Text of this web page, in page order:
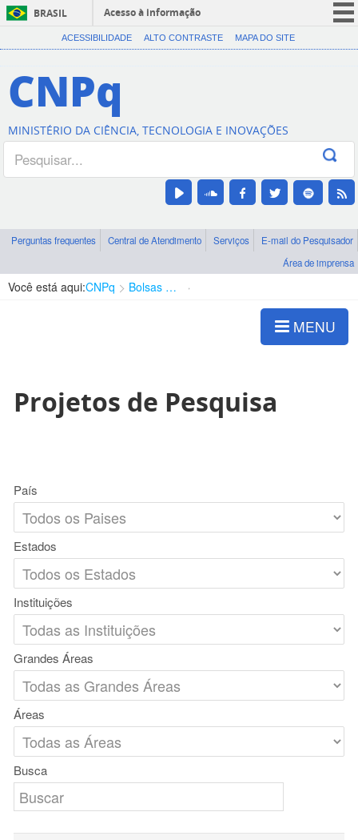
BRASIL
Acesso à informação
CORONAVÍRUS (COVID-19)
Canais
ACESSIBILIDADE ALTO CONTRASTE MAPA DO SITE
CNPq
MINISTÉRIO DA CIÊNCIA, TECNOLOGIA E INOVAÇÕES
Perguntas frequentes Central de Atendimento Serviços
E-mail do Pesquisador
Área de imprensa
Você está aqui:CNPq Bolsas e Auxílios Vigentes
MENU
Projetos de Pesquisa
País
Estados
Instituições
Grandes Áreas
Áreas
Busca